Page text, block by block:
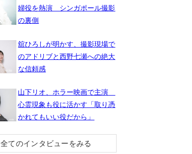
婦役を熱演 シンガポール撮影
の裏側
舘ひろしが明かす、撮影現場で
のアドリブと西野七瀬への絶大
な信頼感
山下リオ、ホラー映画で主演
心霊現象も役に活かす「取り憑
かれてもいい役だから」
全てのインタビューをみる